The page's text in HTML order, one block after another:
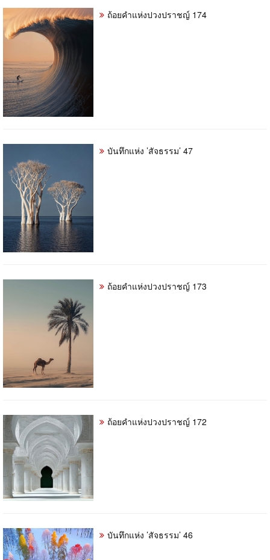
ถ้อยคำแห่งปวงปราชญ์ 174
บันทึกแห่ง ’สัจธรรม’ 47
ถ้อยคำแห่งปวงปราชญ์ 173
ถ้อยคำแห่งปวงปราชญ์ 172
บันทึกแห่ง ’สัจธรรม’ 46